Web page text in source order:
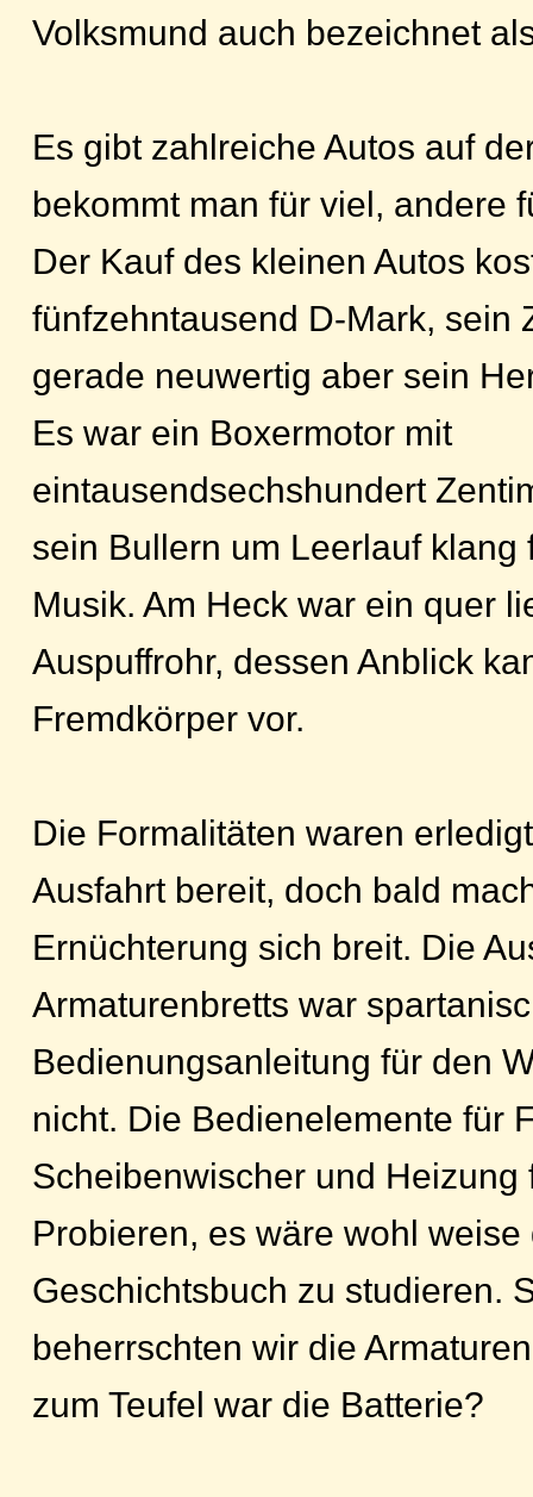
Volksmund auch bezeichnet
Es gibt zahlreiche Autos auf
bekommt man für viel, andere
Der Kauf des kleinen Autos
fünfzehntausend D-Mark, sein
gerade neuwertig aber sein
Es war ein Boxermotor mit
eintausendsechshundert
sein Bullern um Leerlauf klang
Musik. Am Heck war ein quer
Auspuffrohr, dessen Anblick
Fremdkörper vor.
Die Formalitäten waren
Ausfahrt bereit, doch bald
Ernüchterung sich breit. Die
Armaturenbretts war
Bedienungsanleitung für den
nicht. Die Bedienelemente für
Scheibenwischer und Heizung
Probieren, es wäre wohl
Geschichtsbuch zu studieren.
beherrschten wir die
zum Teufel war die Batterie?